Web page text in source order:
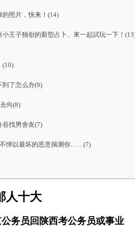
的照片，快来！(14)
小王子独创的新型占卜、來一起試玩一下！
(10)
到了怎么办(9)
向(8)
谷找男舍友(7)
不惮以最坏的恶意揣测你……(7)
人十大
务员回陕西考公务员或事业